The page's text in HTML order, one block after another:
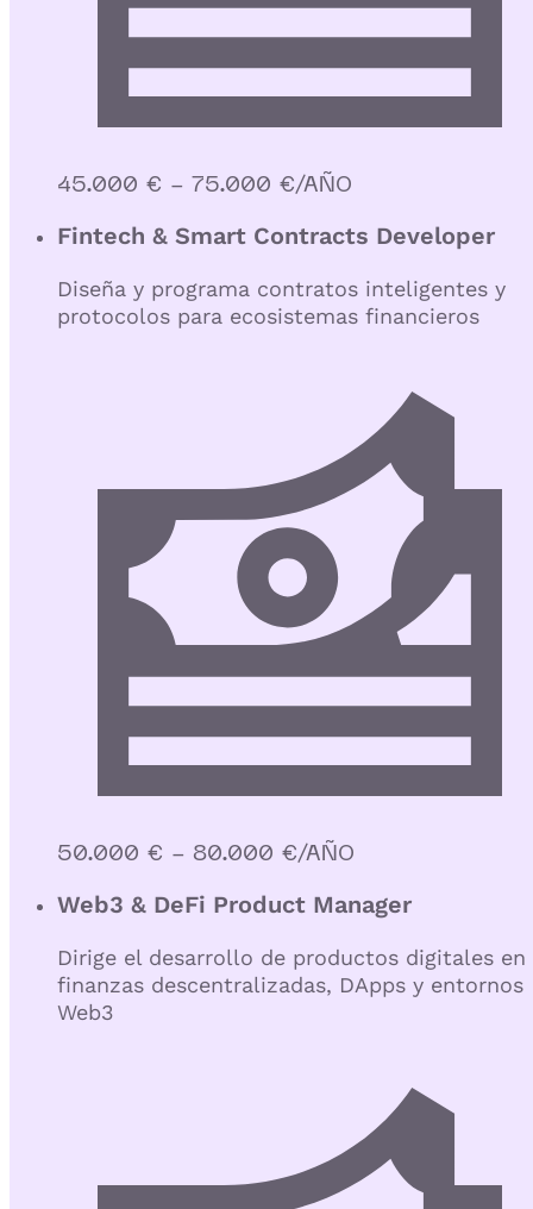
45.000 € - 75.000 €/AÑO
Fintech & Smart Contracts Developer
Diseña y programa contratos inteligentes y
protocolos para ecosistemas financieros
50.000 € - 80.000 €/AÑO
Web3 & DeFi Product Manager
Dirige el desarrollo de productos digitales en
finanzas descentralizadas, DApps y entornos
Web3